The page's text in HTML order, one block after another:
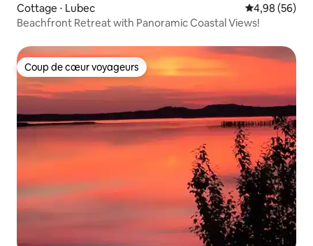
Cottage ⋅ Lubec Évaluation
4,98 (56)
Beachfront Retreat with Panoramic Coastal Views!
Coup de cœur voyageurs
Coup de cœur voyageurs